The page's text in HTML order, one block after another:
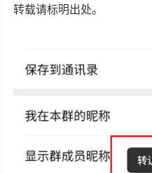
转载请标明出处。